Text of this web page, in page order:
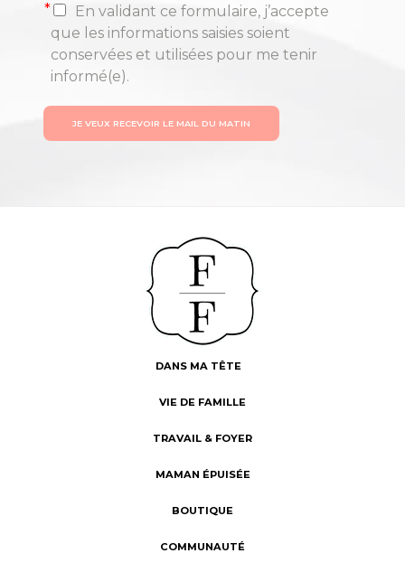
*
En validant ce formulaire, j’accepte
que les informations saisies soient
conservées et utilisées pour me tenir
informé(e).
JE VEUX RECEVOIR LE MAIL DU MATIN
DANS MA TÊTE
VIE DE FAMILLE
TRAVAIL & FOYER
MAMAN ÉPUISÉE
BOUTIQUE
COMMUNAUTÉ